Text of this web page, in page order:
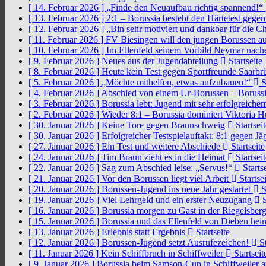
[ 14. Februar 2026 ] „Finde den Neuaufbau richtig spannend!“
[ 13. Februar 2026 ] 2:1 – Borussia besteht den Härtetest
[ 12. Februar 2026 ] „Bin sehr motiviert und dankbar für die
[ 11. Februar 2026 ] FV Biesingen will den jungen Borussen
[ 10. Februar 2026 ] Im Ellenfeld seinem Vorbild Neymar
[ 9. Februar 2026 ] Neues aus der Jugendabteilung
Startseite
[ 8. Februar 2026 ] Heute kein Test gegen Sportfreunde
[ 5. Februar 2026 ] „Möchte mithelfen, etwas aufzubauen!“
[ 4. Februar 2026 ] Abschied von einem Ur-Borussen –
[ 3. Februar 2026 ] Borussia lebt: Jugend mit sehr
[ 2. Februar 2026 ] Wieder 8:1 – Borussia dominiert Viktoria
[ 30. Januar 2026 ] Keine Tore gegen Braunschweig
[ 30. Januar 2026 ] Erfolgreicher Testspielauftakt: 8:1 gegen
[ 27. Januar 2026 ] Ein Test und weitere Abschiede
Startseite
[ 24. Januar 2026 ] Tim Braun zieht es in die Heimat
[ 22. Januar 2026 ] Sag zum Abschied leise: „Servus!“
[ 21. Januar 2026 ] Vor den Borussen liegt viel Arbeit
[ 20. Januar 2026 ] Borussen-Jugend ins neue Jahr gestartet
[ 19. Januar 2026 ] Viel Lehrgeld und ein erster Neuzugang
[ 16. Januar 2026 ] Borussia morgen zu Gast in der
[ 15. Januar 2026 ] Borussia und das Ellenfeld von Dieben
[ 13. Januar 2026 ] Erlebnis statt Ergebnis
Startseite
[ 12. Januar 2026 ] Borussen-Jugend setzt Ausrufezeichen!
[ 11. Januar 2026 ] Kein Schiffbruch in Schiffweiler
[ 9. Januar 2026 ] Borussia beim Samson-Cup in Schiffweiler